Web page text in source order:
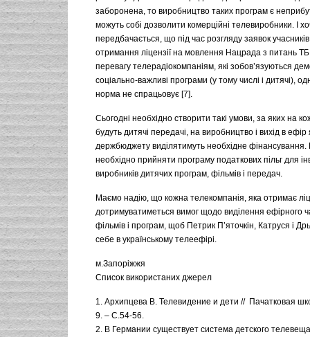
заборонена, то виробництво таких програм є
можуть собі дозволити комерційні телевиробники. І
передбачається, що під час розгляду заявок
отримання ліцензії на мовлення Нацрада з питань ТБ
перевагу телерадіокомпаніям, які зобов’язуються
соціально-важливі програми (у тому числі і дитячі),
норма не спрацьовує [7].
Сьогодні необхідно створити такі умови, за яких на
будуть дитячі передачі, на виробництво і вихід в ефір
держбюджету виділятимуть необхідне фінансування.
необхідно прийняти програму податкових пільг для
виробників дитячих програм, фільмів і передач.
Маємо надію, що кожна телекомпанія, яка отримає
дотримуватиметься вимог щодо виділення ефірного
фільмів і програм, щоб Петрик П’яточкін, Катруся і
себе в українському телеефірі.
м.Запоріжжя
Список використаних джерел
1. Архипцева В. Телевидение и дети // Пачатковая
9. – С.54-56.
2. В Германии существует система детского